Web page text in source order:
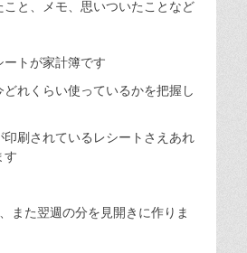
と、メモ、思いついたことなど
ートが家計簿です
れくらい使っているかを把握し
刷されているレシートさえあれ
す
また翌週の分を見開きに作りま